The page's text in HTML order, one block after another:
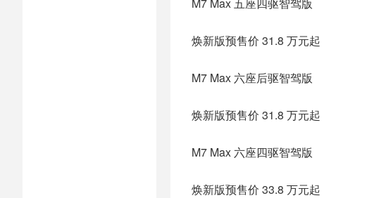
焕新版预售价 31.8 万元起
M7 Max 六座后驱智驾版
焕新版预售价 31.8 万元起
M7 Max 六座四驱智驾版
焕新版预售价 33.8 万元起